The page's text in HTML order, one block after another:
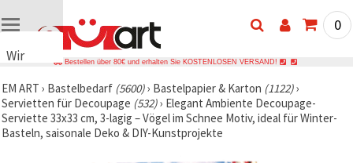
Wir
Cookies
🍪 Wir
verwenden
Cookies
0
Bestellen über 80€ und erhalten Sie KOSTENLOSEN VERSAND!
EM ART › Bastelbedarf (5600)› Bastelpapier & Karton (1122)›
Servietten für Decoupage (532)› Elegant Ambiente Decoupage-
Serviette 33x33 cm, 3-lagig – Vögel im Schnee Motiv, ideal für Winter-
Basteln, saisonale Deko & DIY-Kunstprojekte